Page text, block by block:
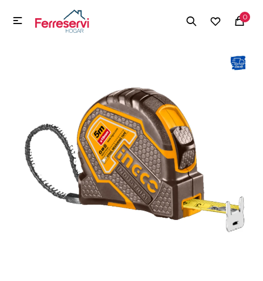
0

MI CUENTA
Herramientas y Construcción
Electrodomésticos
Tecnología